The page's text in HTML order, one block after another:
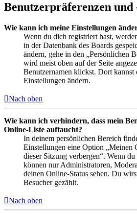
Benutzerpräferenzen und
Wie kann ich meine Einstellungen
Wenn du dich registriert hast,
in der Datenbank des Boards
ändern, gehe in den „Persönlichen
wird meist oben auf der Seite
Benutzernamen klickst. Dort kannst
Einstellungen ändern.
Nach oben
Wie kann ich verhindern, dass mein
Online-Liste auftaucht?
In deinem persönlichen Bereich
Einstellungen eine Option „Meinen
dieser Sitzung verbergen“. Wenn
können nur Administratoren,
deinen Online-Status sehen. Du
Besucher gezählt.
Nach oben